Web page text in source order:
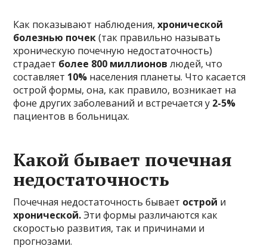
Как показывают наблюдения,хронической
болезнью почек(так правильно называть
хроническую почечную недостаточность)
страдает более 800 миллионов людей, что
составляет 10% населения планеты. Что касается
острой формы, она, как правило, возникает на
фоне других заболеваний и встречается у 2-5%
пациентов в больницах.
Какой бывает почечная
недостаточность
Почечная недостаточность бывает острой и
хронической.Эти формы различаются как
скоростью развития, так и причинами и
прогнозами.